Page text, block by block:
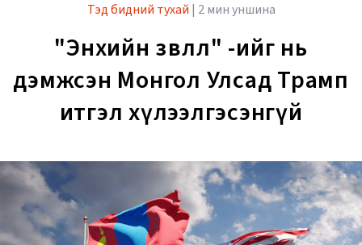
Тэд бидний тухай | 2 мин уншина
"Энхийн зөвлөл" -ийг нь
дэмжсэн Монгол Улсад Трамп
итгэл хүлээлгэсэнгүй